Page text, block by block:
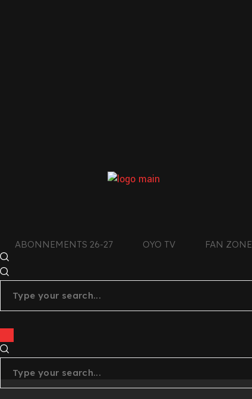
ABONNEMENTS 26-27 OYO TV FAN ZONE
instagram
linkedin